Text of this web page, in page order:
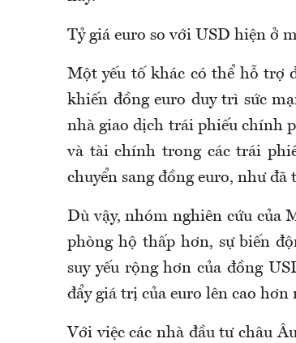
Tỷ giá euro so với USD hiện ở
Một yếu tố khác có thể hỗ trợ
khiến đồng euro duy trì sức
nhà giao dịch trái phiếu chính
và tài chính trong các trái
chuyển sang đồng euro, như đã
Dù vậy, nhóm nghiên cứu của
phòng hộ thấp hơn, sự biến
suy yếu rộng hơn của đồng
đẩy giá trị của euro lên cao hơn
Với việc các nhà đầu tư châu